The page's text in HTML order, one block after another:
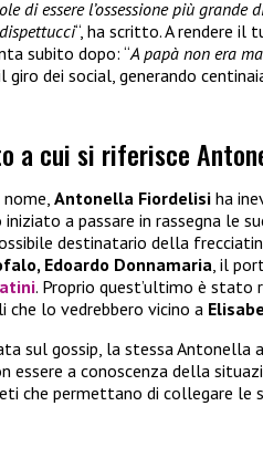
di essere l’ossessione più
“, ha scritto. A rendere
subito dopo: “A papà non era
dei social, generando
a cui si riferisce
Antonella Fiordelisi ha
a passare in rassegna le
destinatario della
Edoardo Donnamaria, il
. Proprio quest’ultimo è
che lo vedrebbero vicino a
sul gossip, la stessa
essere a conoscenza della
che permettano di collegare le